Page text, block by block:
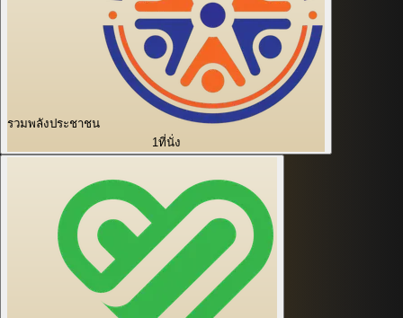
รวมพลังประชาชน
1ที่นั่ง